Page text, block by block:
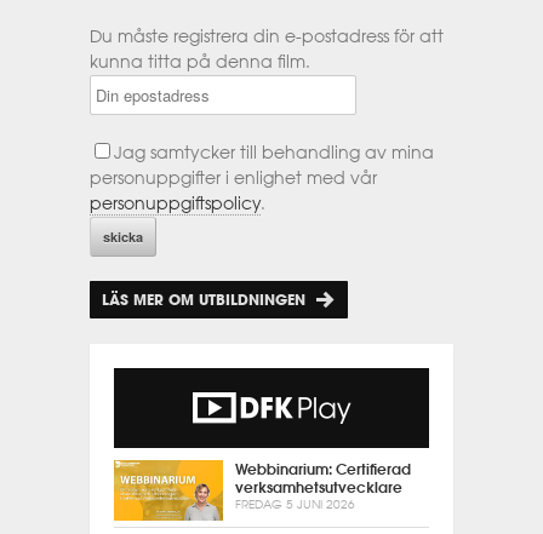
Du måste registrera din e-postadress för att
kunna titta på denna film.
Jag samtycker till behandling av mina
personuppgifter i enlighet med vår
personuppgiftspolicy.
LÄS MER OM UTBILDNINGEN
Webbinarium: Certifierad
verksamhetsutvecklare
FREDAG 5 JUNI 2026